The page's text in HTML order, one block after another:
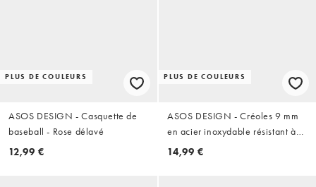
PLUS DE COULEURS
ASOS DESIGN - Casquette de
baseball - Rose délavé
12,99 €
PLUS DE COULEURS
ASOS DESIGN - Créoles 9 mm
en acier inoxydable résistant à
l'eau - Argenté
14,99 €